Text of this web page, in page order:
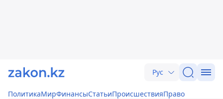
Рус
ПолитикаМирФинансыСтатьиПроисшествияПраво